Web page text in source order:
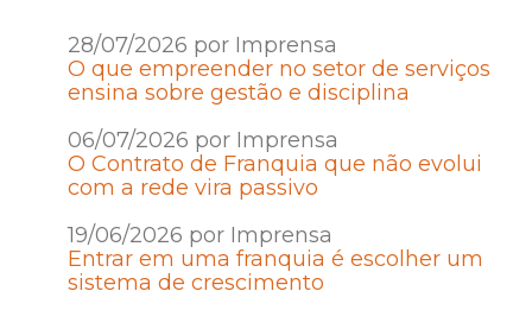
28/07/2026 por Imprensa
O que empreender no setor de serviços
ensina sobre gestão e disciplina
06/07/2026 por Imprensa
O Contrato de Franquia que não evolui
com a rede vira passivo
19/06/2026 por Imprensa
Entrar em uma franquia é escolher um
sistema de crescimento